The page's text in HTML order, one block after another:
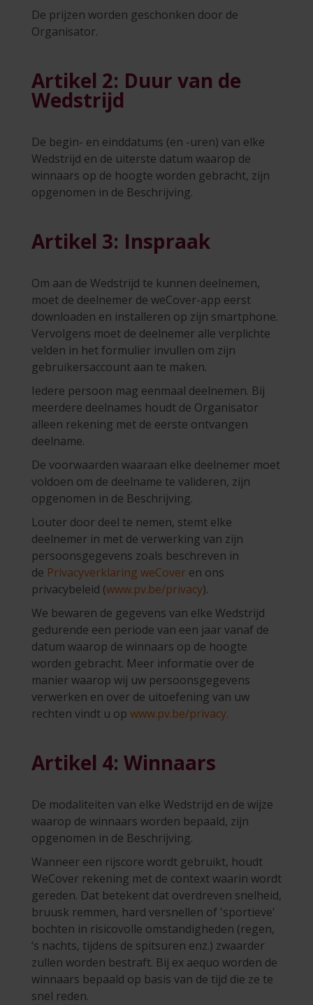
De prijzen worden geschonken door de
Organisator.
Artikel 2: Duur van de
Wedstrijd
De begin- en einddatums (en -uren) van elke
Wedstrijd en de uiterste datum waarop de
winnaars op de hoogte worden gebracht, zijn
opgenomen in de Beschrijving.
Artikel 3: Inspraak
Om aan de Wedstrijd te kunnen deelnemen,
moet de deelnemer de weCover-app eerst
downloaden en installeren op zijn smartphone.
Vervolgens moet de deelnemer alle verplichte
velden in het formulier invullen om zijn
gebruikersaccount aan te maken.
Iedere persoon mag eenmaal deelnemen. Bij
meerdere deelnames houdt de Organisator
alleen rekening met de eerste ontvangen
deelname.
De voorwaarden waaraan elke deelnemer moet
voldoen om de deelname te valideren, zijn
opgenomen in de Beschrijving.
Louter door deel te nemen, stemt elke
deelnemer in met de verwerking van zijn
persoonsgegevens zoals beschreven in
de Privacyverklaring weCover en ons
privacybeleid (www.pv.be/privacy).
We bewaren de gegevens van elke Wedstrijd
gedurende een periode van een jaar vanaf de
datum waarop de winnaars op de hoogte
worden gebracht. Meer informatie over de
manier waarop wij uw persoonsgegevens
verwerken en over de uitoefening van uw
rechten vindt u op www.pv.be/privacy.
Artikel 4: Winnaars
De modaliteiten van elke Wedstrijd en de wijze
waarop de winnaars worden bepaald, zijn
opgenomen in de Beschrijving.
Wanneer een rijscore wordt gebruikt, houdt
WeCover rekening met de context waarin wordt
gereden. Dat betekent dat overdreven snelheid,
bruusk remmen, hard versnellen of 'sportieve'
bochten in risicovolle omstandigheden (regen,
‘s nachts, tijdens de spitsuren enz.) zwaarder
zullen worden bestraft. Bij ex aequo worden de
winnaars bepaald op basis van de tijd die ze te
snel reden.